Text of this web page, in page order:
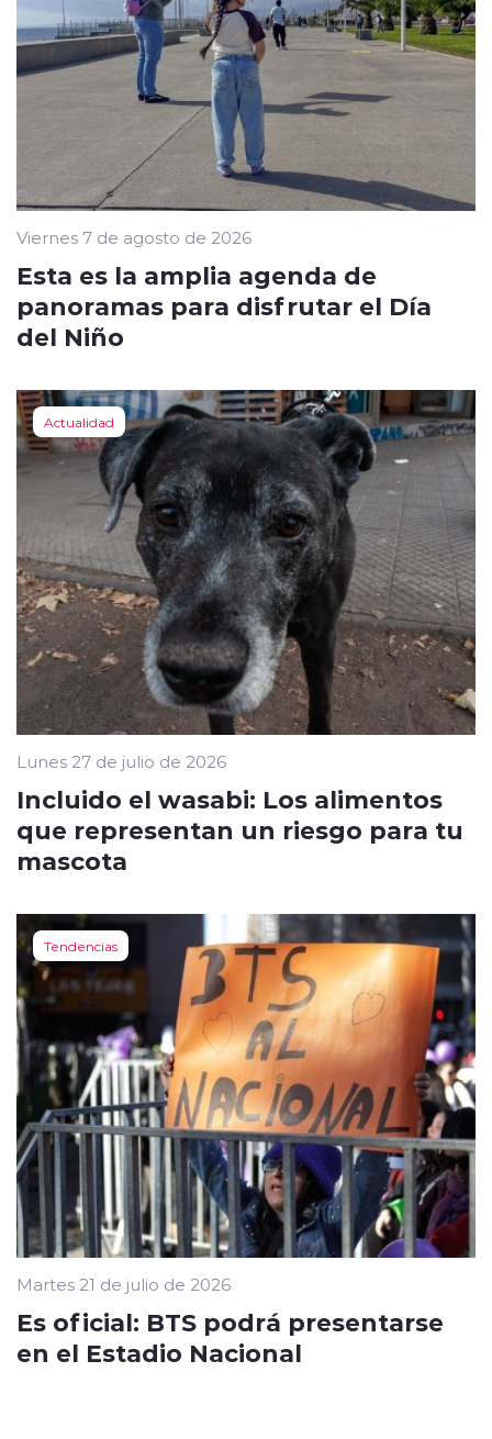
Viernes 7 de agosto de 2026
Esta es la amplia agenda de
panoramas para disfrutar el Día
del Niño
Actualidad
Lunes 27 de julio de 2026
Incluido el wasabi: Los alimentos
que representan un riesgo para tu
mascota
Tendencias
Martes 21 de julio de 2026
Es oficial: BTS podrá presentarse
en el Estadio Nacional